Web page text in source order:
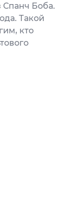
Боба.
Такой
кто